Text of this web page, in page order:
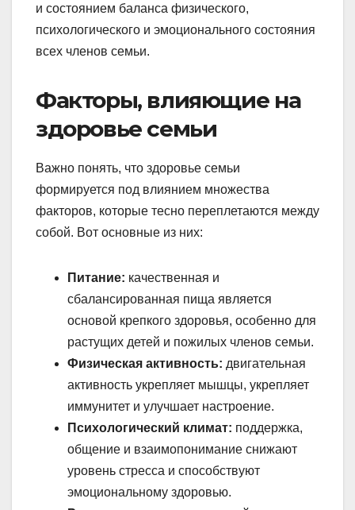
и состоянием баланса физического,
психологического и эмоционального состояния
всех членов семьи.
Факторы, влияющие на
здоровье семьи
Важно понять, что здоровье семьи
формируется под влиянием множества
факторов, которые тесно переплетаются между
собой. Вот основные из них:
Питание: качественная и
сбалансированная пища является
основой крепкого здоровья, особенно для
растущих детей и пожилых членов семьи.
Физическая активность: двигательная
активность укрепляет мышцы, укрепляет
иммунитет и улучшает настроение.
Психологический климат: поддержка,
общение и взаимопонимание снижают
уровень стресса и способствуют
эмоциональному здоровью.